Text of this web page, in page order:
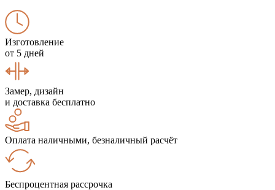
Изготовление
от 5 дней
Замер, дизайн
и доставка бесплатно
Оплата наличными, безналичный расчёт
Беспроцентная рассрочка